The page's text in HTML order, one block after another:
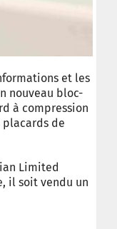
et les
nouveau bloc-
à compression
placards de
Limited
il soit vendu un